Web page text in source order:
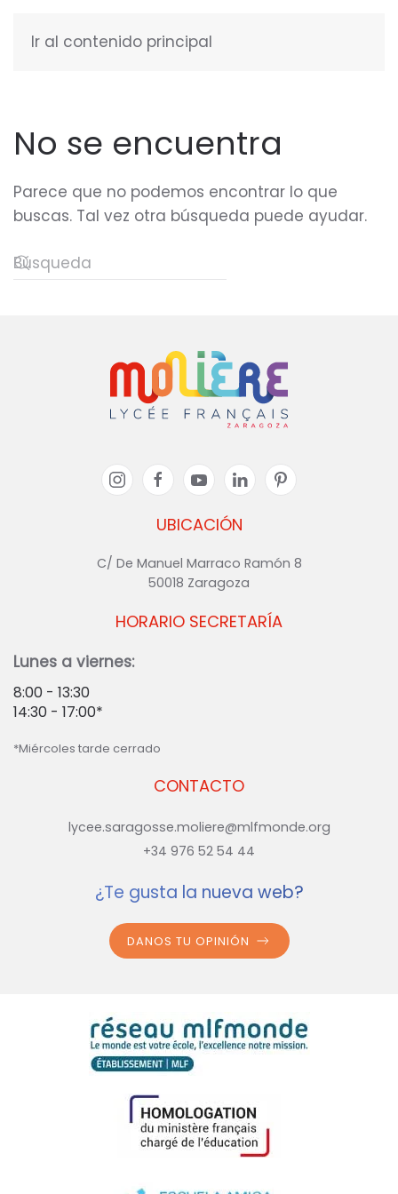
Ir al contenido principal
No se encuentra
Parece que no podemos encontrar lo que
buscas. Tal vez otra búsqueda puede ayudar.
UBICACIÓN
C/ De Manuel Marraco Ramón 8
50018 Zaragoza
CONTACTO
lycee.saragosse.moliere@mlfmonde.org
+34 976 52 54 44
HORARIO SECRETARÍA
Lunes a viernes:
8:00 - 13:30
14:30 - 17:00*
*Miércoles tarde cerrado
¿Te gusta la nueva web?
DANOS TU OPINIÓN